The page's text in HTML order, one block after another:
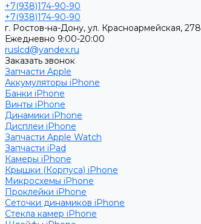
+7(938)174-90-90
+7(938)174-90-90
г. Ростов-на-Дону, ул. Красноармейская, 278
Ежедневно 9:00-20:00
ruslcd@yandex.ru
Заказать звонок
Запчасти Apple
Аккумуляторы iPhone
Банки iPhone
Винты iPhone
Динамики iPhone
Дисплеи iPhone
Запчасти Apple Watch
Запчасти iPad
Камеры iPhone
Крышки (Корпуса) iPhone
Микросхемы iPhone
Проклейки iPhone
Сеточки динамиков iPhone
Стекла камер iPhone